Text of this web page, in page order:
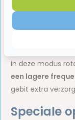
verwijdert
tandenborstels en
plekken komen.
in deze modus
een lagere
gebit extra
Speciale